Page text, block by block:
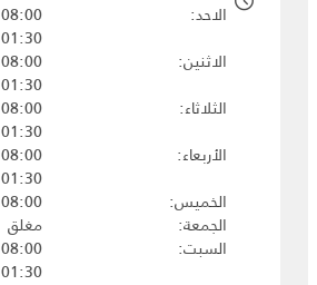
الاحد
08:00 ص - 12:30 م
01:30 م - 05:30 م
الاثنين
08:00 ص - 12:30 م
01:30 م - 05:30 م
الثلاثاء
08:00 ص - 12:30 م
01:30 م - 05:30 م
الأربعاء
08:00 ص - 12:30 م
01:30 م - 05:30 م
الخميس
08:00 ص - 01:30 م
الجمعة
مغلق
السبت
08:00 ص - 12:30 م
01:30 م - 05:30 م